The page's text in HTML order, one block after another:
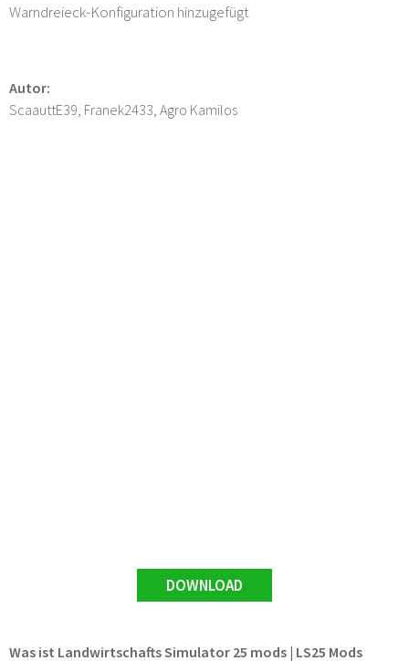
Warndreieck-Konfiguration hinzugefügt
Autor:
ScaauttE39, Franek2433, Agro Kamilos
DOWNLOAD
Was ist Landwirtschafts Simulator 25 mods | LS25 Mods